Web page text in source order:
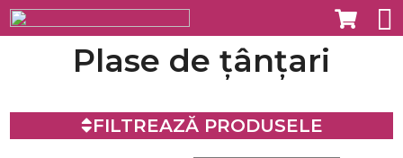
Plase de țânțari
FILTREAZĂ PRODUSELE